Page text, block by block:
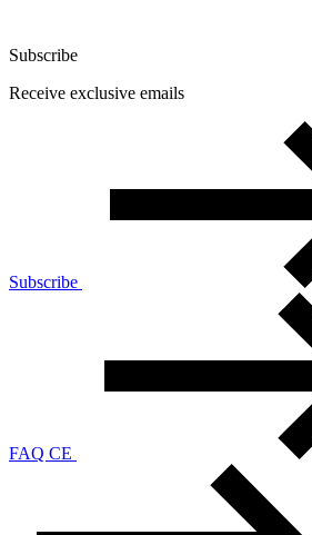
Subscribe
Receive exclusive emails
Subscribe
FAQ CE